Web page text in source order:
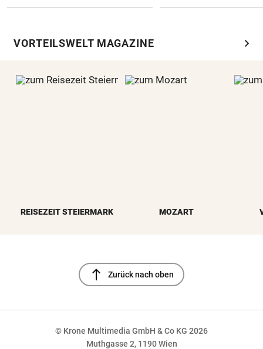
VORTEILSWELT MAGAZINE chevron_right
REISEZEIT STEIERMARK MOZART
north Zurück nach oben
© Krone Multimedia GmbH & Co KG 2026
Muthgasse 2, 1190 Wien